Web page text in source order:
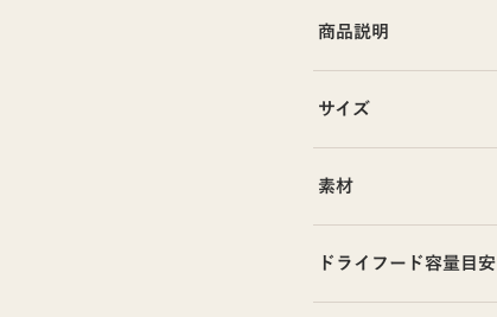
商品説明
サイズ
素材
ドライフード容量目安